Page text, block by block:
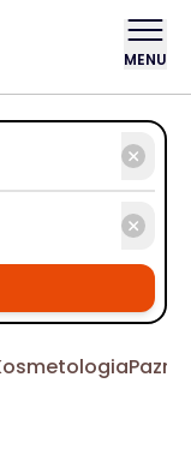
MENU